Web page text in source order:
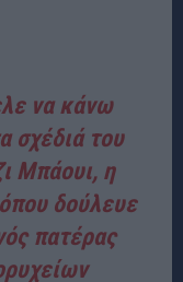
να κάνω
σχέδιά του
Μπάουι, η
δούλευε
πατέρας